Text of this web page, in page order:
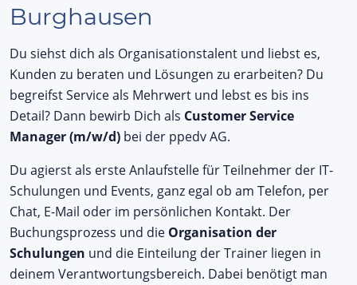
Burghausen
Du siehst dich als Organisationstalent und liebst es,
Kunden zu beraten und Lösungen zu erarbeiten? Du
begreifst Service als Mehrwert und lebst es bis ins
Detail? Dann bewirb Dich als Customer Service
Manager (m/w/d) bei der ppedv AG.
Du agierst als erste Anlaufstelle für Teilnehmer der IT-
Schulungen und Events, ganz egal ob am Telefon, per
Chat, E-Mail oder im persönlichen Kontakt. Der
Buchungsprozess und die Organisation der
Schulungen und die Einteilung der Trainer liegen in
deinem Verantwortungsbereich. Dabei benötigt man